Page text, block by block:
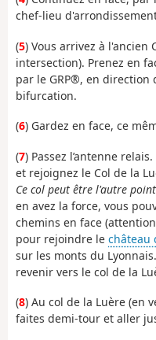
chef-lieu
(5) Vous arrivez à l'ancien
intersection). Prenez en
par le GRP®, en direction
bifurcation.
(6) Gardez en face, ce
(7) Passez l’antenne
et rejoignez le Col de la
Ce col peut être l'autre
en avez la force, vous
chemins en face
pour rejoindre le château
sur les monts du
revenir vers le col de la
(8) Au col de la Luère (en
faites demi-tour et aller